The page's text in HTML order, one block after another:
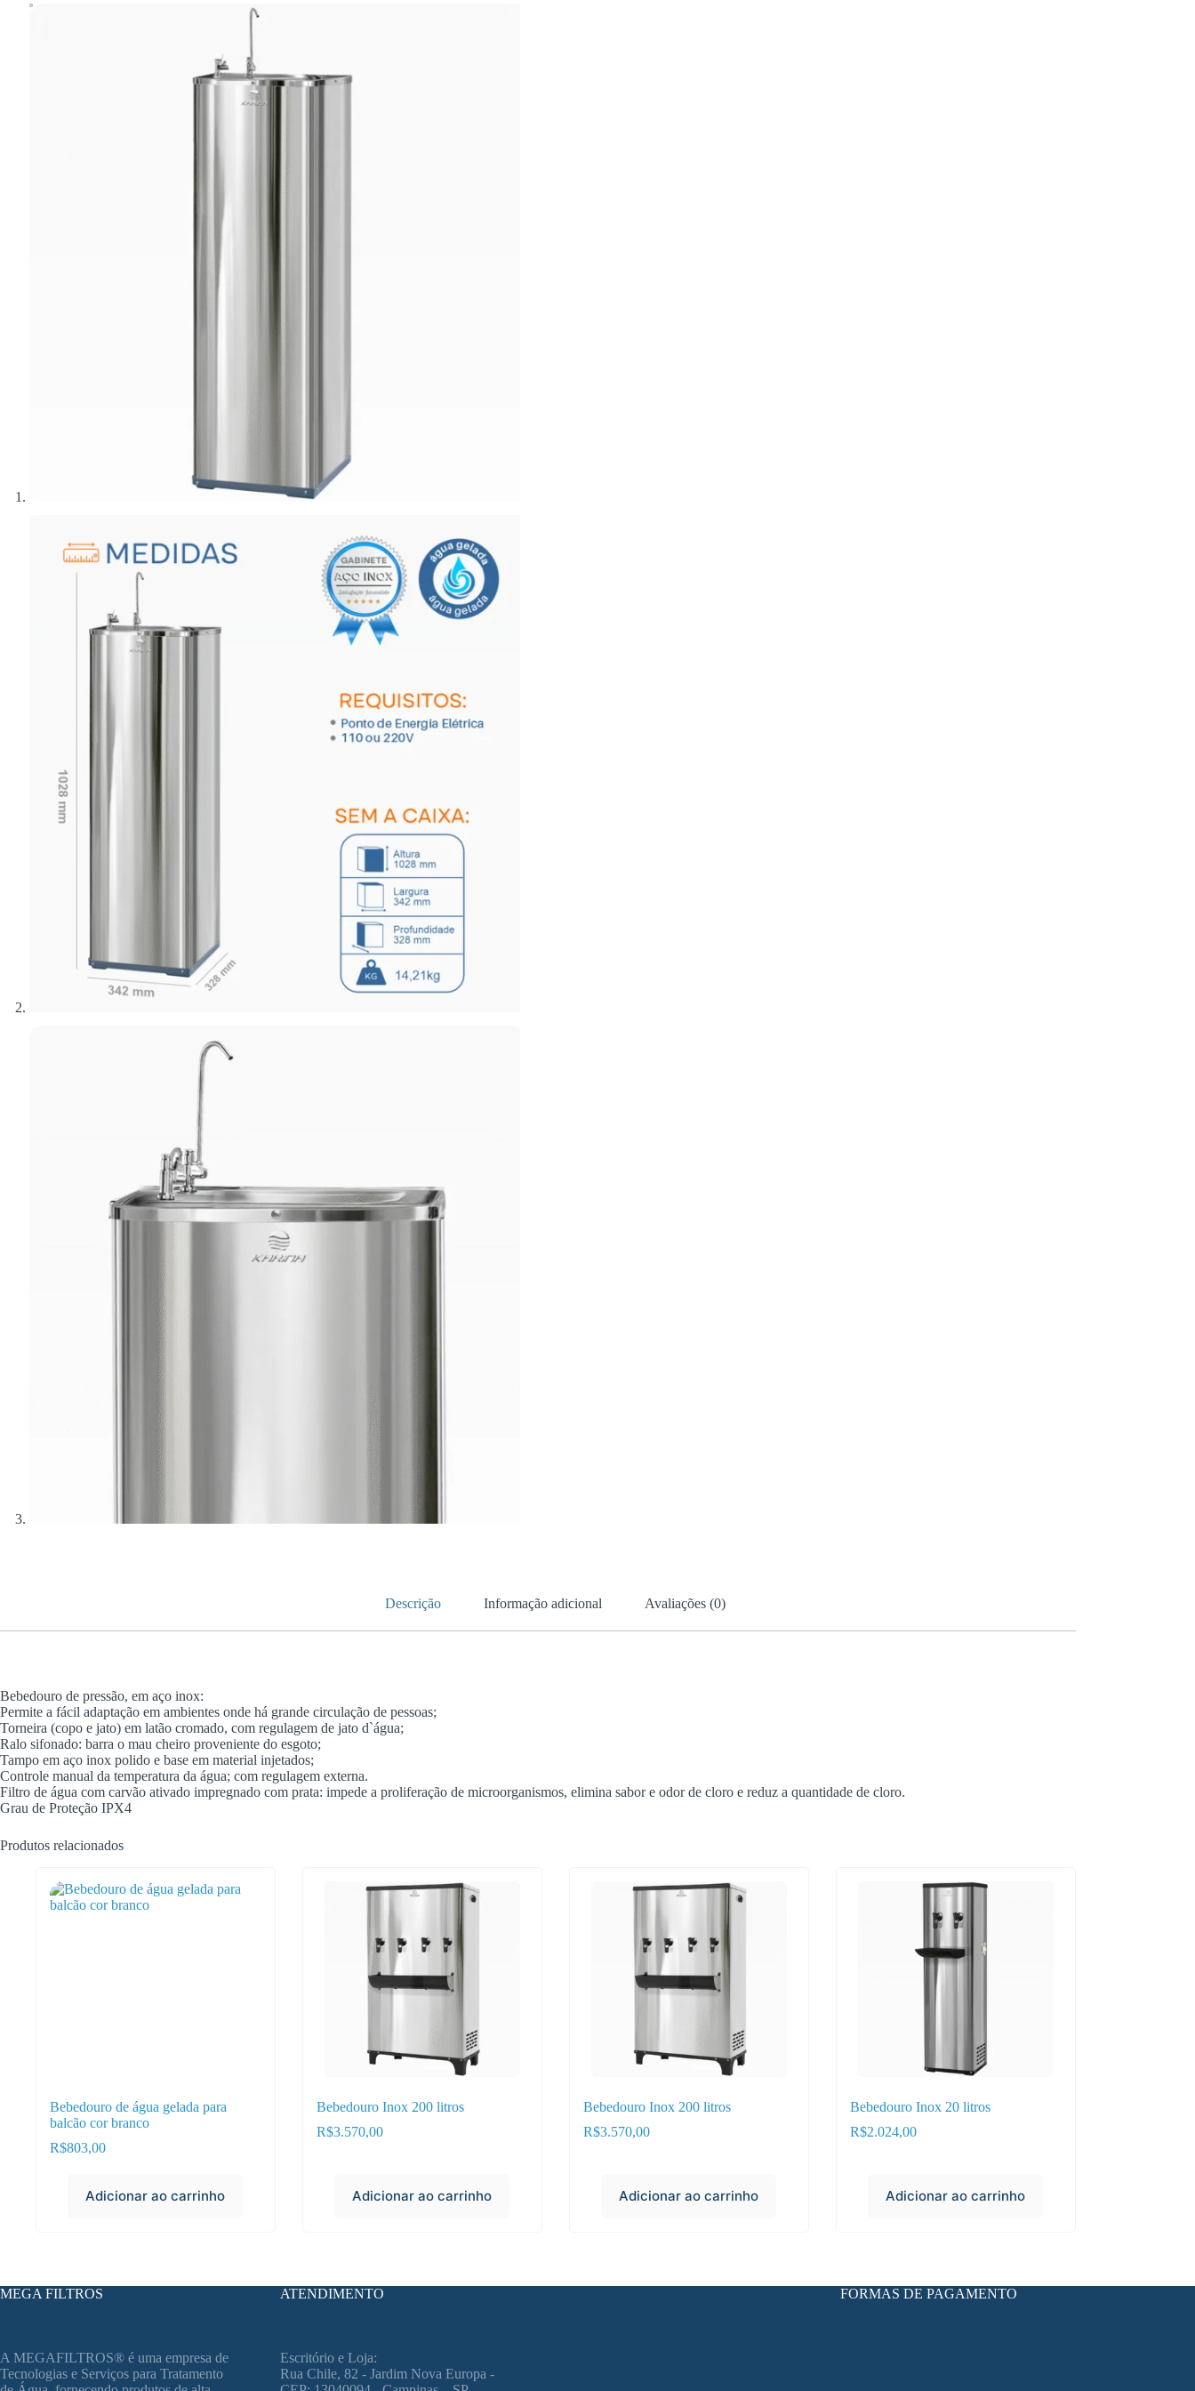
Descrição Informação adicional Avaliações (0)
Bebedouro de pressão, em aço inox:
Permite a fácil adaptação em ambientes onde há grande circulação de pessoas;
Torneira (copo e jato) em latão cromado, com regulagem de jato d`água;
Ralo sifonado: barra o mau cheiro proveniente do esgoto;
Tampo em aço inox polido e base em material injetados;
Controle manual da temperatura da água; com regulagem externa.
Filtro de água com carvão ativado impregnado com prata: impede a proliferação de microorganismos, elimina sabor e odor de cloro e reduz a quantidade de cloro.
Grau de Proteção IPX4
Produtos relacionados
Bebedouro de água gelada para
balcão cor branco
R$803,00
Adicionar ao carrinho
Bebedouro Inox 200 litros
R$3.570,00
Adicionar ao carrinho
Bebedouro Inox 200 litros
R$3.570,00
Adicionar ao carrinho
Bebedouro Inox 20 litros
R$2.024,00
Adicionar ao carrinho
MEGA FILTROS
A MEGAFILTROS® é uma empresa de
Tecnologias e Serviços para Tratamento
ATENDIMENTO
Escritório e Loja:
Rua Chile, 82 - Jardim Nova Europa -
FORMAS DE PAGAMENTO